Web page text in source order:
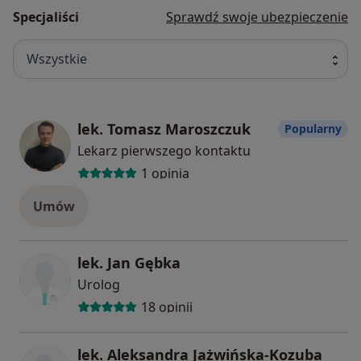
Specjaliści Sprawdź swoje ubezpieczenie
Wszystkie
lek. Tomasz Maroszczuk
Lekarz pierwszego kontaktu
1 opinia
Popularny
Umów
lek. Jan Gębka
Urolog
18 opinii
lek. Aleksandra Jażwińska-Kozuba